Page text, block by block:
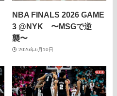
NBA FINALS 2026 GAME
3 @NYK 〜MSGで逆
襲〜
2026年6月10日